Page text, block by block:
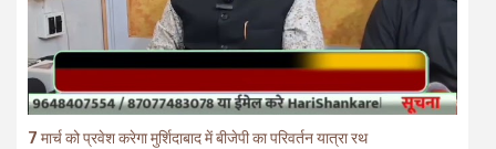
7 मार्च को प्रवेश करेगा मुर्शिदाबाद में बीजेपी का परिवर्तन यात्रा रथ